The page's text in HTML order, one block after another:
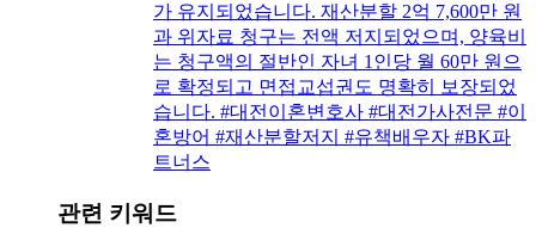
가 유지되었습니다. 재산분할 2억 7,600만 원
과 위자료 청구는 전액 저지되었으며, 양육비
는 청구액의 절반인 자녀 1인당 월 60만 원으
로 확정되고 면접교섭권도 명확히 보장되었
습니다. #대전이혼변호사 #대전가사전문 #이
혼방어 #재산분할저지 #유책배우자 #BK파
트너스
관련 키워드